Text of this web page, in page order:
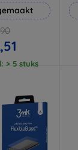
> 5 stuks